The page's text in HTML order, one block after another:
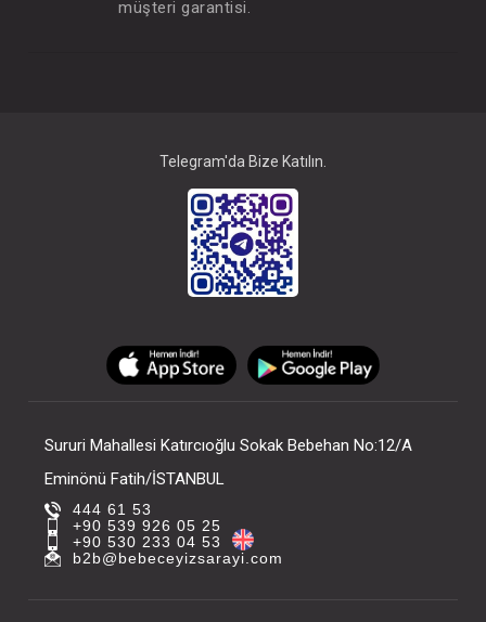
müşteri garantisi.
Telegram'da Bize Katılın.
Sururi Mahallesi Katırcıoğlu Sokak Bebehan No:12/A
Eminönü Fatih/İSTANBUL
444 61 53
+90 539 926 05 25
+90 530 233 04 53
b2b@bebeceyizsarayi.com